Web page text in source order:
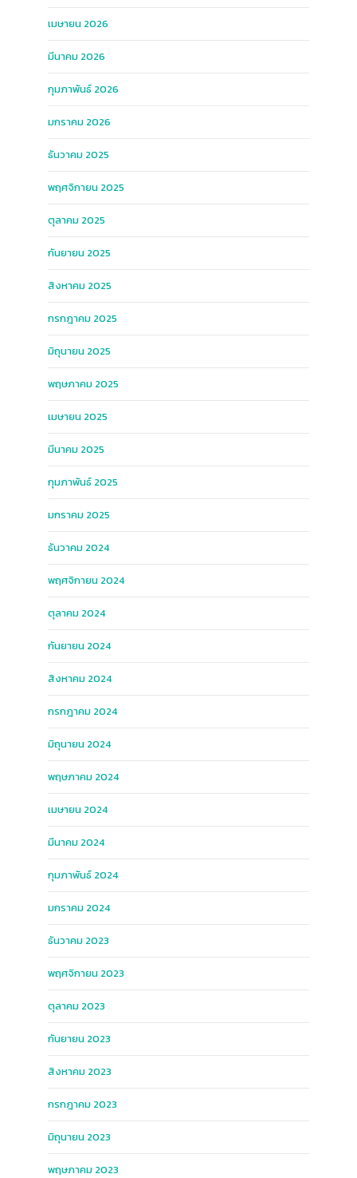
เมษายน 2026
มีนาคม 2026
กุมภาพันธ์ 2026
มกราคม 2026
ธันวาคม 2025
พฤศจิกายน 2025
ตุลาคม 2025
กันยายน 2025
สิงหาคม 2025
กรกฎาคม 2025
มิถุนายน 2025
พฤษภาคม 2025
เมษายน 2025
มีนาคม 2025
กุมภาพันธ์ 2025
มกราคม 2025
ธันวาคม 2024
พฤศจิกายน 2024
ตุลาคม 2024
กันยายน 2024
สิงหาคม 2024
กรกฎาคม 2024
มิถุนายน 2024
พฤษภาคม 2024
เมษายน 2024
มีนาคม 2024
กุมภาพันธ์ 2024
มกราคม 2024
ธันวาคม 2023
พฤศจิกายน 2023
ตุลาคม 2023
กันยายน 2023
สิงหาคม 2023
กรกฎาคม 2023
มิถุนายน 2023
พฤษภาคม 2023